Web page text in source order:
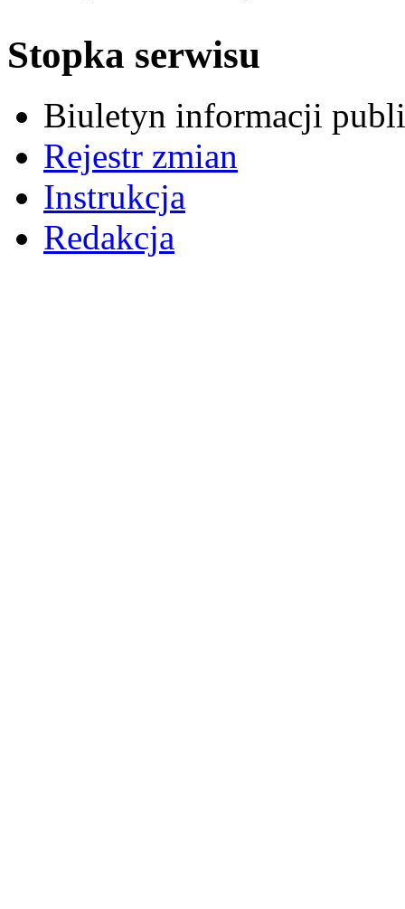
Stopka serwisu
Biuletyn informacji
Rejestr zmian
Instrukcja
Redakcja